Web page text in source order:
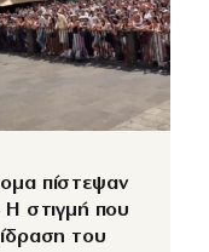
πίστεψαν
Η στιγμή που
του